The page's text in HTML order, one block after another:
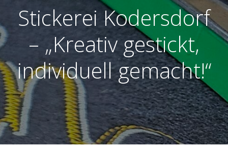
Stickerei Kodersdorf
– „Kreativ gestickt,
individuell gemacht!“